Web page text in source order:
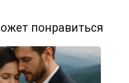
понравиться